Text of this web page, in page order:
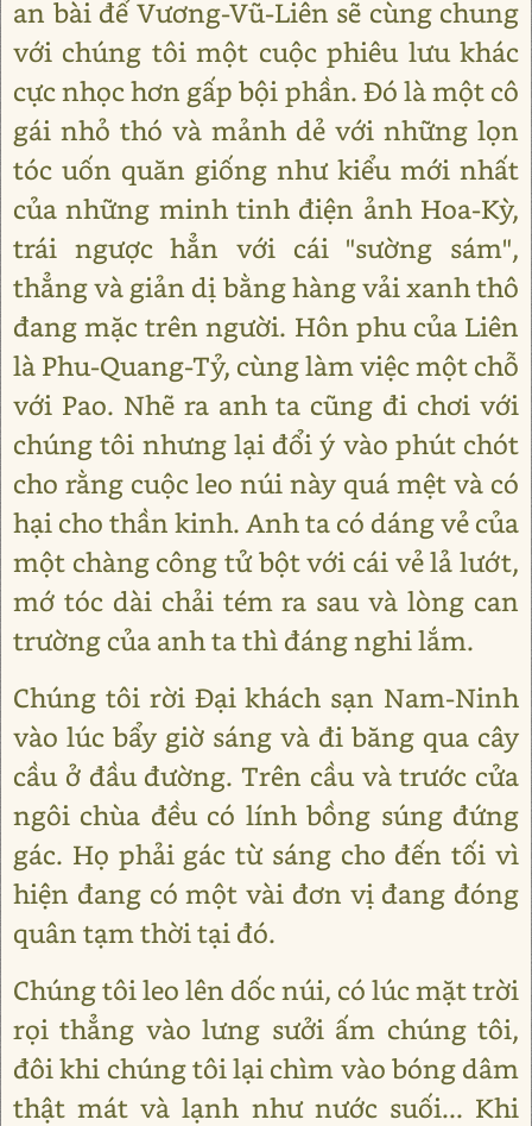
an bài để Vương-Vũ-Liên sẽ cùng chung
với chúng tôi một cuộc phiêu lưu khác
cực nhọc hơn gấp bội phần. Đó là một cô
gái nhỏ thó và mảnh dẻ với những lọn
tóc uốn quăn giống như kiểu mới nhất
của những minh tinh điện ảnh Hoa-Kỳ,
trái ngược hẳn với cái "sường sám",
thẳng và giản dị bằng hàng vải xanh thô
đang mặc trên người. Hôn phu của Liên
là Phu-Quang-Tỷ, cùng làm việc một chỗ
với Pao. Nhẽ ra anh ta cũng đi chơi với
chúng tôi nhưng lại đổi ý vào phút chót
cho rằng cuộc leo núi này quá mệt và có
hại cho thần kinh. Anh ta có dáng vẻ của
một chàng công tử bột với cái vẻ lả lướt,
mớ tóc dài chải tém ra sau và lòng can
trường của anh ta thì đáng nghi lắm.
Chúng tôi rời Đại khách sạn Nam-Ninh
vào lúc bẩy giờ sáng và đi băng qua cây
cầu ở đầu đường. Trên cầu và trước cửa
ngôi chùa đều có lính bồng súng đứng
gác. Họ phải gác từ sáng cho đến tối vì
hiện đang có một vài đơn vị đang đóng
quân tạm thời tại đó.
Chúng tôi leo lên dốc núi, có lúc mặt trời
rọi thẳng vào lưng sưởi ấm chúng tôi,
đôi khi chúng tôi lại chìm vào bóng dâm
thật mát và lạnh như nước suối... Khi